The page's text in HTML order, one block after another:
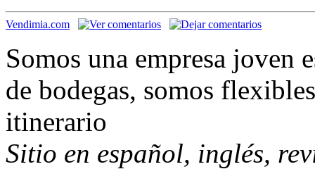
Vendimia.com
Somos una empresa joven
de bodegas, somos
itinerario
Sitio en español, inglés,